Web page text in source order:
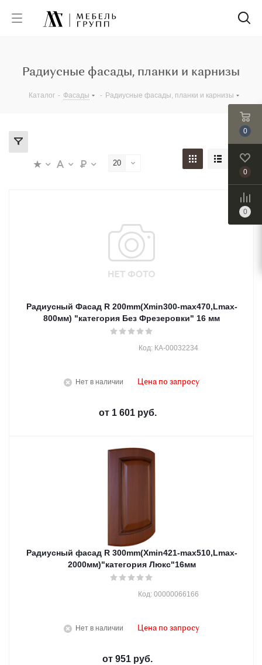
Радиусные фасады, планки и карнизы
Каталог - Фасады - Радиусные фасады, планки и карнизы
20
Радиусный Фасад R 200mm(Хmin300-max470,Lmax-
800мм) "категория Без Фрезеровки" 16 мм
Нет в наличии
Код: КА-00032234
Цена по запросу
от 1 601 руб.
Радиусный фасад R 300mm(Хmin421-max510,Lmax-
2000мм)"категория Люкс"16мм
Нет в наличии
Код: 00000066166
Цена по запросу
от 951 руб.
0
0
0